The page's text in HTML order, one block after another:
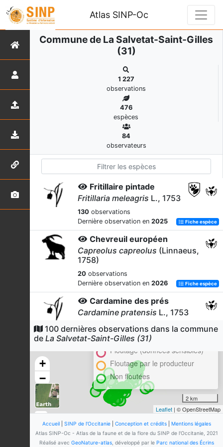
Atlas SINP-Oc
Commune de La Salvetat-Saint-Gilles
(31)
1 227
observations
476
espèces
84
observateurs
Fritillaire pintade
Fritillaria meleagris L., 1753
130 observations
Dernière observation en 2025 Fiche espèce
Chevreuil européen
Capreolus capreolus (Linnaeus,
1758)
20 observations
Dernière observation en 2026 Fiche espèce
Cardamine des prés
Cardamine pratensis L., 1753
19observations
Dernière observation en
Potentille des montagnes
Potentilla montanaBrot., 1804
observations
Dernière observation en2023 Fiche espèce
Tircis (Le)
12observations
Dernière observation en2026 Fiche espèce
100 dernières observations dans la commune
de La Salvetat-Saint-Gilles (31)
+
−
Cluster
En attente de validation régionale
Floutage (données sensibles)
Floutage par le producteur
Non floutées
2 km
Leaflet | © OpenStreetMap
Accueil| SINP de l'Occitanie| Conception et crédits| Mentions légales
Atlas SINP-Oc - Atlas de la faune et de la flore du SINP de l'Occitanie, 2021
Réalisé avec GeoNature-atlas, développé par le Parc national des Écrins